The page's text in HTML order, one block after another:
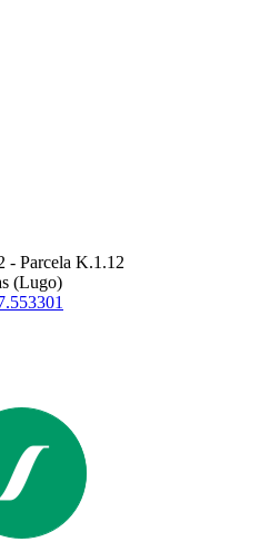
- Parcela K.1.12
(Lugo)